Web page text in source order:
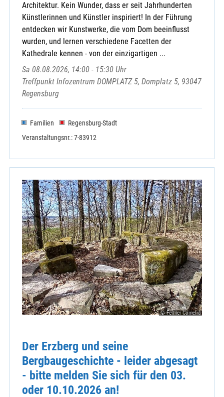
Architektur. Kein Wunder, dass er seit Jahrhunderten
Künstlerinnen und Künstler inspiriert! In der Führung
entdecken wir Kunstwerke, die vom Dom beeinflusst
wurden, und lernen verschiedene Facetten der
Kathedrale kennen - von der einzigartigen ...
Sa 08.08.2026, 14:00 - 15:30 Uhr
Treffpunkt Infozentrum DOMPLATZ 5, Domplatz 5, 93047
Regensburg
Familien
Regensburg-Stadt
Veranstaltungsnr.: 7-83912
© Fellner Cornelia
Der Erzberg und seine
Bergbaugeschichte - leider abgesagt
- bitte melden Sie sich für den 03.
oder 10.10.2026 an!